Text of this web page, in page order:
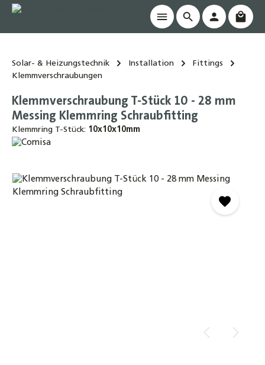
springen
Solar- & Heizungstechnik Installation
Fittings
Klemmverschraubungen
Klemmverschraubung T-Stück 10 - 28 mm
Messing Klemmring Schraubfitting
Klemmring T-Stück: 10x10x10mm
Bildergalerie überspringen